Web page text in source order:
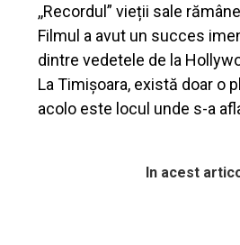
,,Recordul” vieții sale
Filmul a avut un succes
dintre vedetele de la
La Timișoara, există doar o
acolo este locul unde s-a
In acest